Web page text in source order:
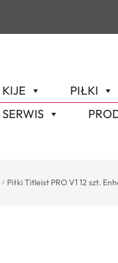
KIJE
PIŁKI
SERWIS
/ Piłki Titleist PRO V1 12 szt.